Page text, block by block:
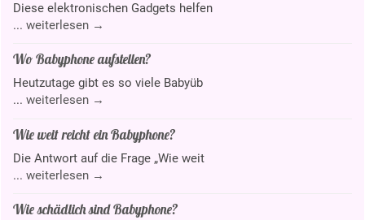
Diese elektronischen Gadgets helfen
... weiterlesen →
Wo Babyphone aufstellen?
Heutzutage gibt es so viele Babyüb
... weiterlesen →
Wie weit reicht ein Babyphone?
Die Antwort auf die Frage „Wie weit
... weiterlesen →
Wie schädlich sind Babyphone?